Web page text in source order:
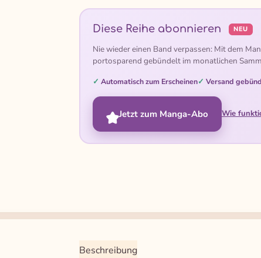
Diese Reihe abonnieren NEU
Nie wieder einen Band verpassen: Mit dem
portosparend gebündelt im monatlichen
Automatisch zum Erscheinen Versand
Jetzt zum Manga-Abo Wie
Beschreibung